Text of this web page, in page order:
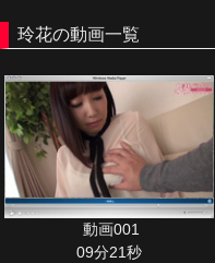
玲花の動画一覧
09分21秒